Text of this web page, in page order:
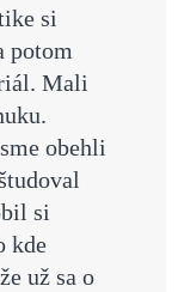
si
potom
Mali
obehli
si
kde
už sa o